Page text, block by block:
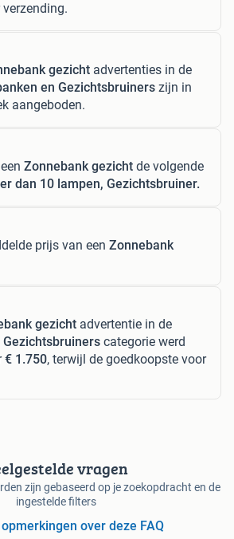
gezicht advertenties in de
en Gezichtsbruiners zijn in
aangeboden.
Zonnebank gezicht de volgende
dan 10 lampen, Gezichtsbruiner.
prijs van een Zonnebank
gezicht advertentie in de
categorie werd
€ 1.750, terwijl de goedkoopste voor
vragen
zijn gebaseerd op je zoekopdracht en de
ingestelde filters
opmerkingen over deze FAQ